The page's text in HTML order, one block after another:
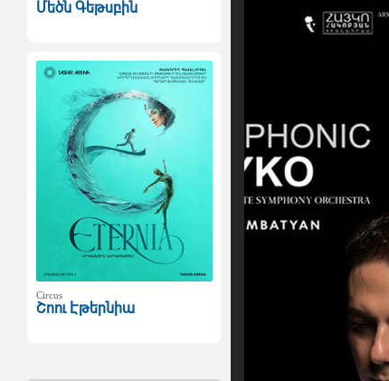
Մեծն Գեթսբին
Circus
Շոու Էթերնիա